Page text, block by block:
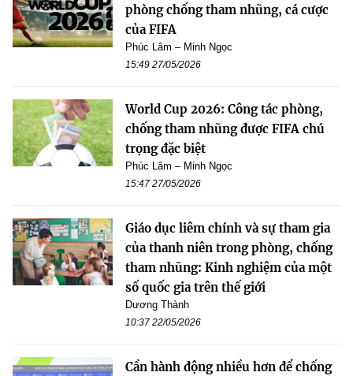
phòng chống tham nhũng, cá cược
của FIFA
Phúc Lâm – Minh Ngọc
15:49 27/05/2026
World Cup 2026: Công tác phòng,
chống tham nhũng được FIFA chú
trọng đặc biệt
Phúc Lâm – Minh Ngọc
15:47 27/05/2026
Giáo dục liêm chính và sự tham gia
của thanh niên trong phòng, chống
tham nhũng: Kinh nghiệm của một
số quốc gia trên thế giới
Dương Thành
10:37 22/05/2026
Cần hành động nhiều hơn để chống